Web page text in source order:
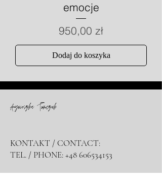
emocje
Cena
950,00 zł
Dodaj do koszyka
Agnieszka Tomczuk
KONTAKT / CONTACT:
TEL. / PHONE:+48 606534153